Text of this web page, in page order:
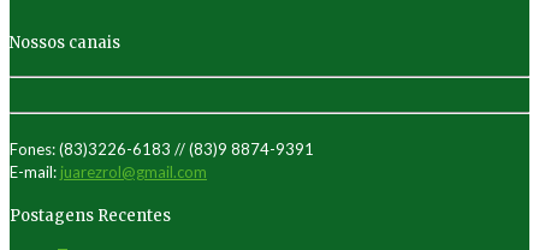
Nossos canais
Fones: (83)3226-6183 // (83)9 8874-9391
E-mail: juarezrol@gmail.com
Postagens Recentes